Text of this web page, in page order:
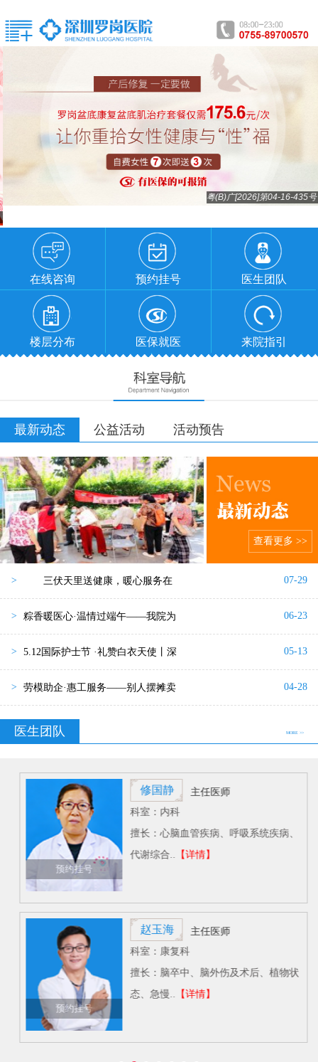
粤(B)广[2026]第04-16-435号
在线咨询 预约挂号 医生团队
楼层分布 医保就医 来院指引
最新动态 公益活动 活动预告
查看更多 >>
> 三伏天里送健康，暖心服务在 07-29
> 粽香暖医心·温情过端午——我院为 06-23
> 5.12国际护士节 ·礼赞白衣天使丨深 05-13
> 劳模助企·惠工服务——别人摆摊卖 04-28
医生团队 MORE >>
预约挂号
修国静
主任医师
科室：内科
擅长：心脑血管疾病、呼吸系统疾病、
代谢综合..【详情】
预约挂号
赵玉海
主任医师
科室：康复科
擅长：脑卒中、脑外伤及术后、植物状
态、急慢..【详情】